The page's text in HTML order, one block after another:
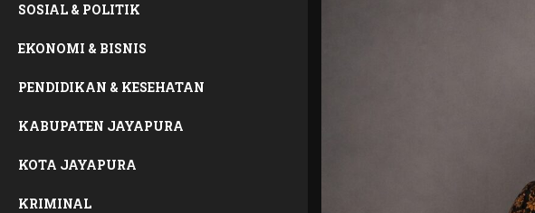
SOSIAL & POLITIK
EKONOMI & BISNIS
PENDIDIKAN & KESEHATAN
KABUPATEN JAYAPURA
KOTA JAYAPURA
KRIMINAL